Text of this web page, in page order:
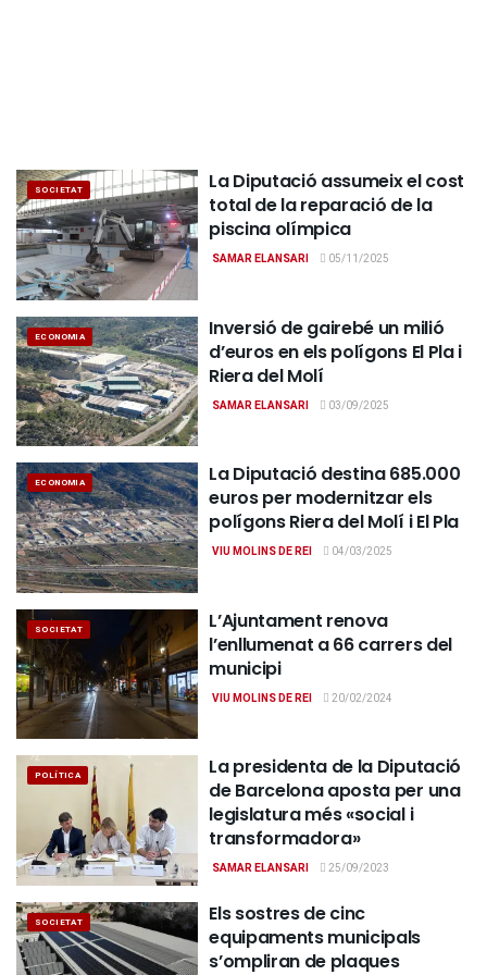
SOCIETAT
La Diputació assumeix el cost
total de la reparació de la
piscina olímpica
SAMAR ELANSARI 05/11/2025
ECONOMIA
Inversió de gairebé un milió
d’euros en els polígons El Pla i
Riera del Molí
SAMAR ELANSARI 03/09/2025
ECONOMIA
La Diputació destina 685.000
euros per modernitzar els
polígons Riera del Molí i El Pla
VIU MOLINS DE REI 04/03/2025
SOCIETAT
L’Ajuntament renova
l’enllumenat a 66 carrers del
municipi
VIU MOLINS DE REI 20/02/2024
POLÍTICA
La presidenta de la Diputació
de Barcelona aposta per una
legislatura més «social i
transformadora»
SAMAR ELANSARI 25/09/2023
SOCIETAT
Els sostres de cinc
equipaments municipals
s’ompliran de plaques